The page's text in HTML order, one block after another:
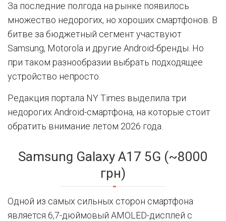
За последние полгода на рынке появилось
множество недорогих, но хороших смартфонов. В
битве за бюджетный сегмент участвуют
Samsung, Motorola и другие Android-бренды. Но
при таком разнообразии выбрать подходящее
устройство непросто.
Редакция портала NY Times выделила три
недорогих Android-смартфона, на которые стоит
обратить внимание летом 2026 года.
Samsung Galaxy A17 5G (~8000
грн)
Одной из самых сильных сторон смартфона
является 6,7-дюймовый AMOLED-дисплей с